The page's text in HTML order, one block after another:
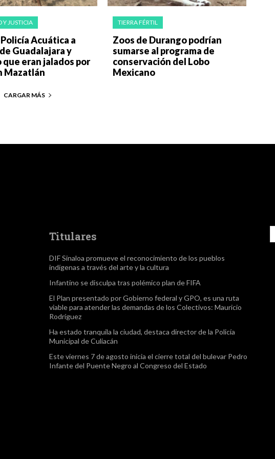
Y JUSTICIA
Acuática a
Guadalajara y
que eran jalados por
Mazatlán
TIERRA FÉRTIL
Zoos de Durango podrían
sumarse al programa de
conservación del Lobo
Mexicano
CARGAR MÁS
Titulares
DIF Sinaloa promueve el reconocimiento de los pueblos
indígenas a través del arte y la cultura
Infantino se disculpa tras polémico plan de FIFA
El Plan presentado por Gobierno federal y GPO, es una ruta
viable para atender las demandas de los Colectivos: Mauricio
Rodríguez
Ha estado tranquila la ciudad, destaca director de la Policía
Municipal de Culiacán
Este viernes 7 de agosto inicia el cierre total del bulevar Pedro
Infante del Puente Negro al Congreso del Estado